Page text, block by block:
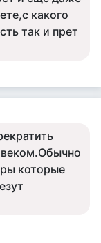
какого
так и прет
которые